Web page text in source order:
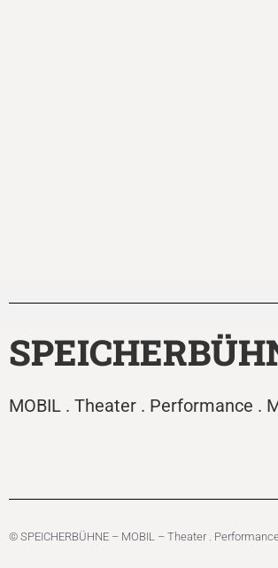
MOBIL . Theater . Performance .
© SPEICHERBÜHNE – MOBIL – Theater .